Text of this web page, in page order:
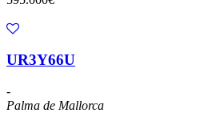
UR3Y66U
-
Palma de Mallorca